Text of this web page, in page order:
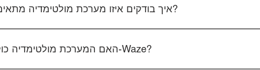
איך בודקים איזו מערכת מולטימדיה מתאימה לרכב שלכם?
האם המערכת מולטימדיה כוללת אנדרואיד ו-Waze?